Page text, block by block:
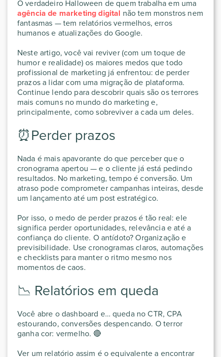
O verdadeiro Halloween de quem trabalha em uma
agência de marketing digital não tem monstros nem
fantasmas — tem relatórios vermelhos, erros
humanos e atualizações do Google.
Neste artigo, você vai reviver (com um toque de
humor e realidade) os maiores medos que todo
profissional de marketing já enfrentou: de perder
prazos a lidar com uma migração de plataforma.
Continue lendo para descobrir quais são os terrores
mais comuns no mundo do marketing e,
principalmente, como sobreviver a cada um deles.
⏰Perder prazos
Nada é mais apavorante do que perceber que o
cronograma apertou — e o cliente já está pedindo
resultados. No marketing, tempo é conversão. Um
atraso pode comprometer campanhas inteiras, desde
um lançamento até um post estratégico.
Por isso, o medo de perder prazos é tão real: ele
significa perder oportunidades, relevância e até a
confiança do cliente. O antídoto? Organização e
previsibilidade. Use cronogramas claros, automações
e checklists para manter o ritmo mesmo nos
momentos de caos.
📉 Relatórios em queda
Você abre o dashboard e… queda no CTR, CPA
estourando, conversões despencando. O terror
ganha cor: vermelho. 🔴
Ver um relatório assim é o equivalente a encontrar